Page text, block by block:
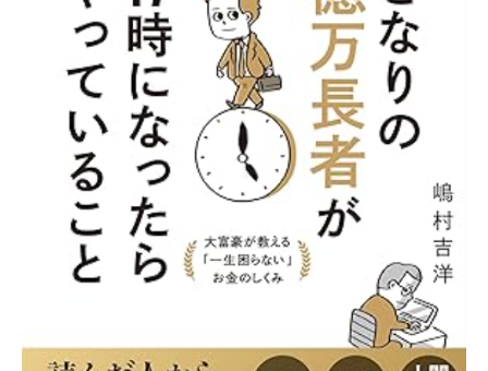
氏
が
著
書
『と
な
り
の
億
万
者
が
17